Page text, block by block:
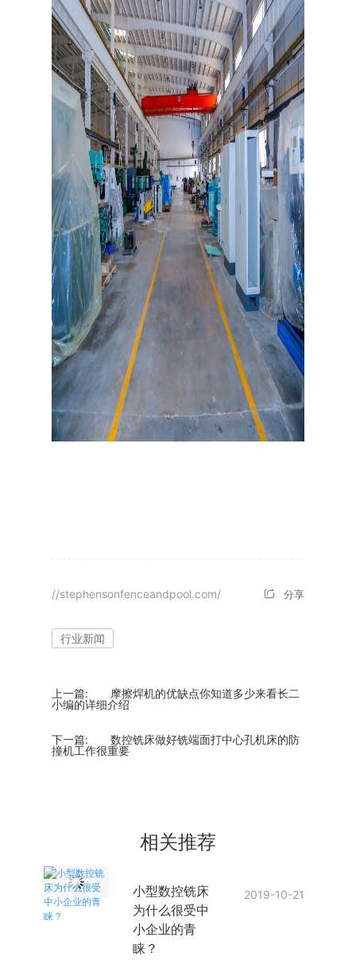
//stephensonfenceandpool.com/ 分享
行业新闻
上一篇:
摩擦焊机的优缺点你知道多少来看长二
小编的详细介绍
下一篇:
数控铣床做好铣端面打中心孔机床的防
撞机工作很重要
相关推荐
小型数控铣床
为什么很受中
小企业的青
睐？
2019-10-21